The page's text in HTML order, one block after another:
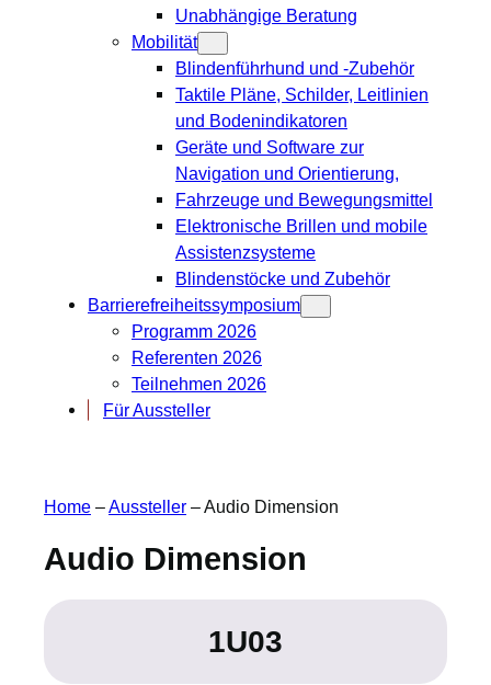
Unabhängige Beratung
Mobilität
Blindenführhund und -Zubehör
Taktile Pläne, Schilder, Leitlinien
und Bodenindikatoren
Geräte und Software zur
Navigation und Orientierung,
Fahrzeuge und Bewegungsmittel
Elektronische Brillen und mobile
Assistenzsysteme
Blindenstöcke und Zubehör
Barrierefreiheitssymposium
Programm 2026
Referenten 2026
Teilnehmen 2026
Für Aussteller
Home –Aussteller –Audio Dimension
Audio Dimension
1U03